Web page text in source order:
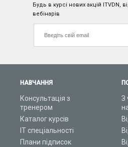
НАВЧАННЯ
Консультація з
тренером
Каталог курсів
ІТ спеціальності
Плани підписок
З
Будь в курсі нових акцій ITVDN,
вебінарів